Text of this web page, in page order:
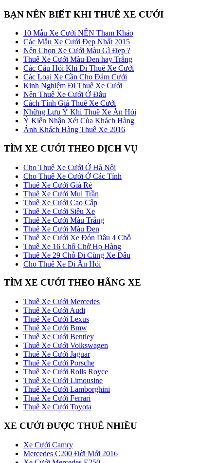
BẠN NÊN BIẾT KHI THUÊ XE CƯỚI
10 Mẫu Xe Cưới NÊN Tham Khảo
Các Mẫu Xe Cưới Đẹp Nhất 2015
Nên Chọn Xe Cưới Màu Gì Đẹp ?
Thuê Xe Cưới Màu Đen hay Trắng
Các Câu Hỏi Khi Đi Thuê Xe Cưới
Các Loại Xe Cần Cho Đám Cưới
Kinh Nghiệm Đi Thuê Xe Cưới
Nên Thuê Xe Cưới Ở Đâu
Cách Tính Giá Thuê Xe Cưới
Những Lưu Ý Khi Thuê Xe Ăn Hỏi
Ý Kiến Nhận Xét Của Khách Hàng
Ảnh Khách Hàng Thuê Xe 2016
TÌM XE CƯỚI THEO DỊCH VỤ
Cho Thuê Xe Cưới Ở Hà Nội
Cho Thuê Xe Cưới Ở Các Tỉnh
Thuê Xe Cưới Giá Rẻ
Thuê Xe Cưới Mui Trần
Thuê Xe Cưới Cao Cấp
Thuê Xe Cưới Siêu Xe
Thuê Xe Cưới Màu Trắng
Thuê Xe Cưới Màu Đen
Thuê Xe Cưới Xe Đón Dâu 4 Chỗ
Thuê Xe 16 Chỗ Chở Họ Hàng
Thuê Xe 29 Chỗ Đi Cùng Xe Dâu
Cho Thuê Xe Đi Ăn Hỏi
TÌM XE CƯỚI THEO HÃNG XE
Thuê Xe Cưới Mercedes
Thuê Xe Cưới Audi
Thuê Xe Cưới Lexus
Thuê Xe Cưới Bmw
Thuê Xe Cưới Bentley
Thuê Xe Cưới Volkswagen
Thuê Xe Cưới Jaguar
Thuê Xe Cưới Porsche
Thuê Xe Cưới Rolls Royce
Thuê Xe Cưới Limousine
Thuê Xe Cưới Lamborghini
Thuê Xe Cưới Ferrari
Thuê Xe Cưới Toyota
XE CƯỚI ĐƯỢC THUÊ NHIỀU
Xe Cưới Camry
Mercedes C200 Đời Mới 2016